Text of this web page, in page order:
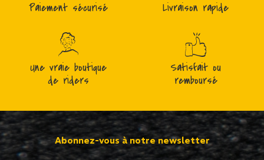
Paiement sécurisé Livraison rapide
Une vraie boutique
de riders
Satisfait ou
remboursé
Abonnez-vous à notre newsletter